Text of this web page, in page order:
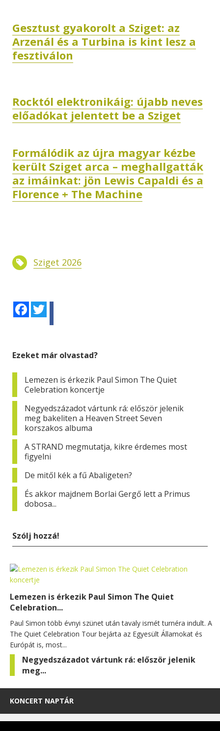
Gesztust gyakorolt a Sziget: az
Arzenál és a Turbina is kint lesz a
fesztiválon
Rocktól elektronikáig: újabb neves
előadókat jelentett be a Sziget
Formálódik az újra magyar kézbe
került Sziget arca – meghallgatták
az imáinkat: jön Lewis Capaldi és a
Florence + The Machine
Sziget 2026
Facebook
Ezeket már olvastad?
Lemezen is érkezik Paul Simon The Quiet
Celebration koncertje
Negyedszázadot vártunk rá: először jelenik
meg bakeliten a Heaven Street Seven
korszakos albuma
A STRAND megmutatja, kikre érdemes most
figyelni
De mitől kék a fű Abaligeten?
És akkor majdnem Borlai Gergő lett a Primus
dobosa...
Szólj hozzá!
Lemezen is érkezik Paul Simon The Quiet
Celebration...
Paul Simon több évnyi szünet után tavaly ismét turnéra indult. A
The Quiet Celebration Tour bejárta az Egyesült Államokat és
Európát is, most...
Negyedszázadot vártunk rá: először jelenik
meg...
KONCERT NAPTÁR